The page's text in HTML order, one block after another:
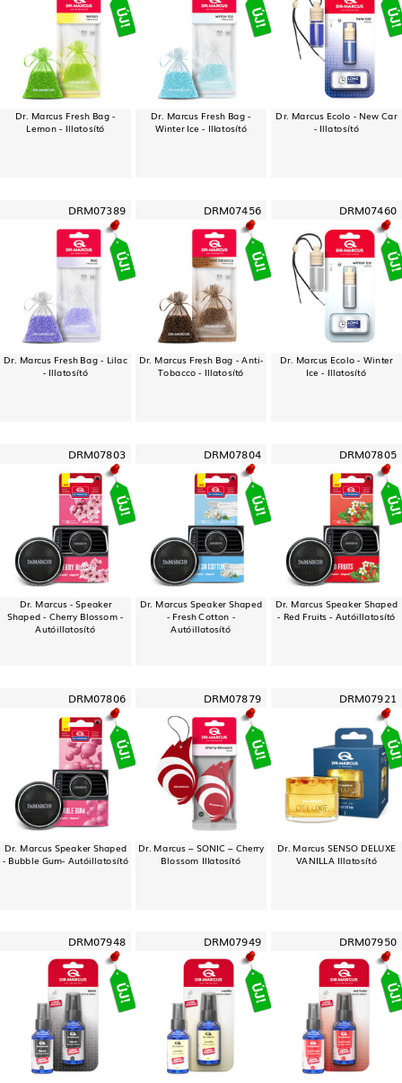
Dr. Marcus Fresh Bag -
Lemon - Illatosító
Dr. Marcus Fresh Bag -
Winter Ice - Illatosító
Dr. Marcus Ecolo - New Car
- Illatosító
DRM07389
Dr. Marcus Fresh Bag - Lilac
- Illatosító
DRM07456
Dr. Marcus Fresh Bag - Anti-
Tobacco - Illatosító
DRM07460
Dr. Marcus Ecolo - Winter
Ice - Illatosító
DRM07803
Dr. Marcus - Speaker
Shaped - Cherry Blossom -
Autóillatosító
DRM07804
Dr. Marcus Speaker Shaped
- Fresh Cotton -
Autóillatosító
DRM07805
Dr. Marcus Speaker Shaped
- Red Fruits - Autóillatosító
DRM07806
Dr. Marcus Speaker Shaped
- Bubble Gum- Autóillatosító
DRM07879
Dr. Marcus – SONIC – Cherry
Blossom Illatosító
DRM07921
Dr. Marcus SENSO DELUXE
VANILLA Illatosító
DRM07948 DRM07949 DRM07950